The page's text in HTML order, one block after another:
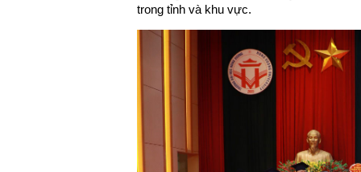
trong tỉnh và khu vực.